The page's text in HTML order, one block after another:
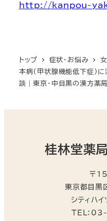
http://kanpou-
トップ 症状・お悩み
本病（甲状腺機能低下症）
談｜東京・中目黒の漢方薬
桂林堂薬局
〒
東京都目
シティハ
TEL：